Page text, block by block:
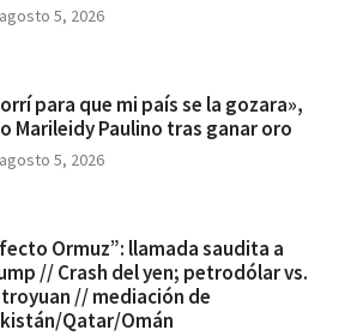
agosto 5, 2026
para que mi país se la gozara»,
Marileidy Paulino tras ganar oro
agosto 5, 2026
Ormuz”: llamada saudita a
// Crash del yen; petrodólar vs.
// mediación de
Qatar/Omán